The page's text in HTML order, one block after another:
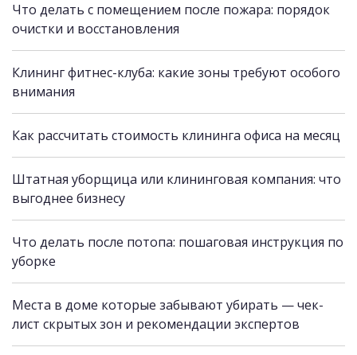
Что делать с помещением после пожара: порядок
очистки и восстановления
Клининг фитнес-клуба: какие зоны требуют особого
внимания
Как рассчитать стоимость клининга офиса на месяц
Штатная уборщица или клининговая компания: что
выгоднее бизнесу
Что делать после потопа: пошаговая инструкция по
уборке
Места в доме которые забывают убирать — чек-
лист скрытых зон и рекомендации экспертов